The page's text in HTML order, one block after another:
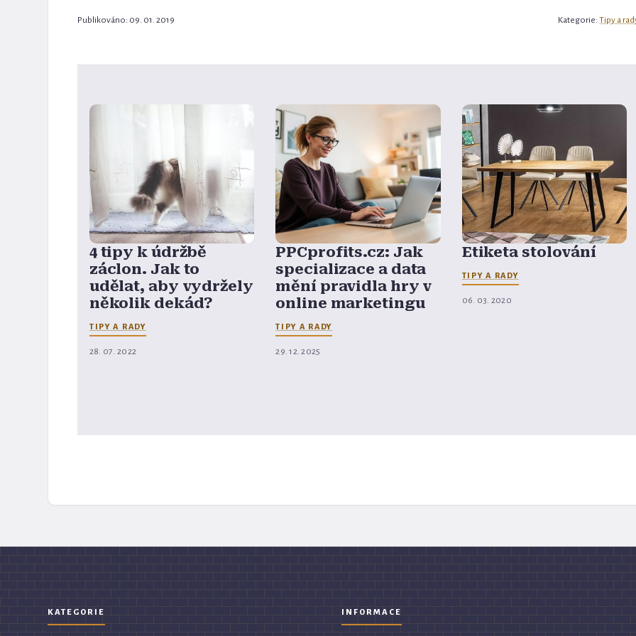
Publikováno: 09. 01. 2019 Kategorie:Tipy a
4 tipy k údržbě
záclon. Jak to
udělat, aby vydržely
několik dekád?
TIPY A RADY
28. 07. 2022
PPCprofits.cz: Jak
specializace a data
mění pravidla hry v
online marketingu
TIPY A RADY
29. 12. 2025
Etiketa stolování
TIPY A RADY
06. 03. 2020
KATEGORIE INFORMACE